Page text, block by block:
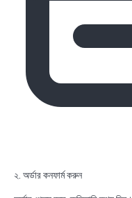
২. অর্ডার কনফার্ম করুন